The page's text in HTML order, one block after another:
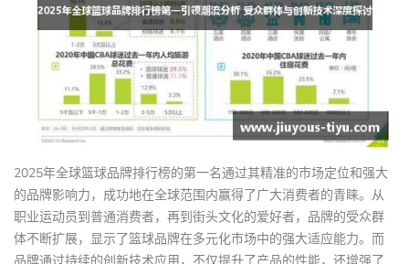
2025年全球篮球品牌排行榜的第一名通过其精准的市场定位和强大
的品牌影响力，成功地在全球范围内赢得了广大消费者的青睐。从
职业运动员到普通消费者，再到街头文化的爱好者，品牌的受众群
体不断扩展，显示了篮球品牌在多元化市场中的强大适应能力。而
品牌通过持续的创新技术应用，不仅提升了产品的性能，还增强了